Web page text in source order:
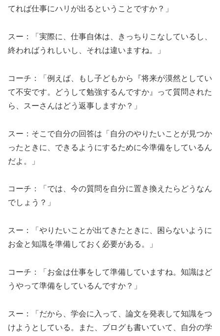
てれば仕事にハリが出るということですか？」
スー：「実際に、仕事自体は、きっちりこなしているし、
終わればうれしいし、それは違いますね。」
コーチ：「例えば、もし子どもから『将来が漠然としてい
て不安です。どうして勉強するんですか』って質問された
ら、スーさんはどう返事しますか？」
スー：そこで自分の回答は「自分のやりたいことが見つか
ったときに、できるようにするために今準備をしているん
だよ。」
コーチ：「では、今の質問を自分に置き換えたらどうなん
でしょう？」
スー：「やりたいことが出てきたときに、困らないように
お金と知識を準備しておく必要がある。」
コーチ：「お金は仕事をして準備していますね。知識はど
うやって準備をしているんですか？」
スー：「だから、学会に入って、論文を発表して知識をつ
けようとしている。また、ブログも書いていて、自分の学